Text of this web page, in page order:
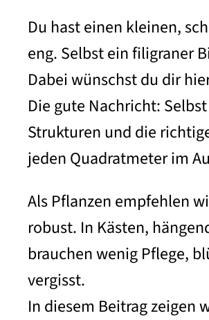
Du hast einen kleinen,
eng. Selbst ein filigraner
Dabei wünschst du dir
Die gute Nachricht:
Strukturen und die
jeden Quadratmeter im
Als Pflanzen empfehlen
robust. In Kästen,
brauchen wenig Pflege,
vergisst.
In diesem Beitrag zeigen